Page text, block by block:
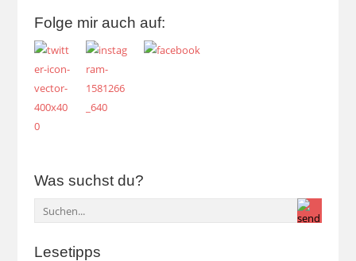
Folge mir auch auf:
Was suchst du?
Lesetipps